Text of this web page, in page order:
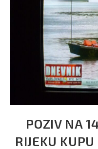
POZIV NA
RIJEKU